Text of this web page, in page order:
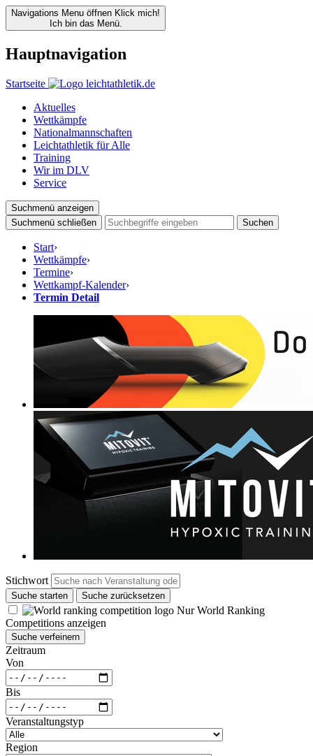
Navigations Menu öffnen Klick mich!
Ich bin das Menü.
Hauptnavigation
Startseite
Aktuelles
Wettkämpfe
Nationalmannschaften
Leichtathletik für Alle
Training
Wir im DLV
Service
Suchmenü anzeigen
Suchmenü schließen
Suchen
Start›
Wettkämpfe›
Termine›
Wettkampf-Kalender›
Termin Detail
Stichwort
Suche starten Suche zurücksetzen
Nur World Ranking
Competitions anzeigen
Suche verfeinern
Zeitraum
Von
Bis
Veranstaltungstyp
Region